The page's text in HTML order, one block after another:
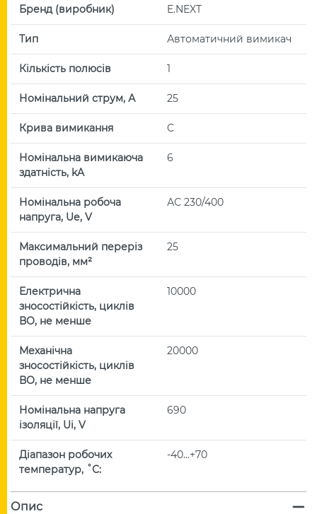
Бренд (виробник) E.NEXT
Тип Автоматичний вимикач
Кількість полюсів 1
Номінальний струм, А 25
Крива вимикання C
Номінальна вимикаюча
здатність, kA
6
Номінальна робоча
напруга, Uе, V
АС 230/400
Максимальний переріз
проводів, мм²
25
Електрична
зносостійкість, циклів
ВО, не менше
10000
Механічна
зносостійкість, циклів
ВО, не менше
20000
Номінальна напруга
ізоляції, Ui, V
690
Діапазон робочих
температур, ˚С:
-40…+70
Опис